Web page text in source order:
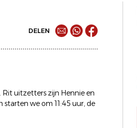
DELEN
uitzetters zijn Hennie en
starten we om 11:45 uur, de